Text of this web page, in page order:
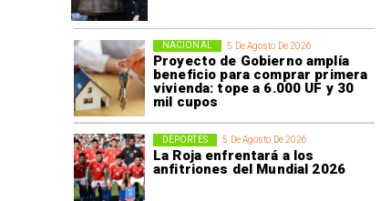
5 De Agosto De 2026
Proyecto de Gobierno amplía
beneficio para comprar primera
vivienda: tope a 6.000 UF y 30
mil cupos
NACIONAL
5 De Agosto De 2026
La Roja enfrentará a los
anfitriones del Mundial 2026
DEPORTES